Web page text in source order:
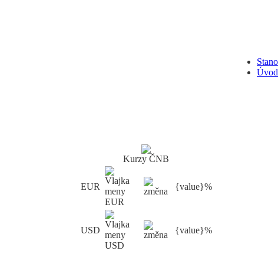
Úvod
Kurzy ČNB
EUR {value}%
USD {value}%